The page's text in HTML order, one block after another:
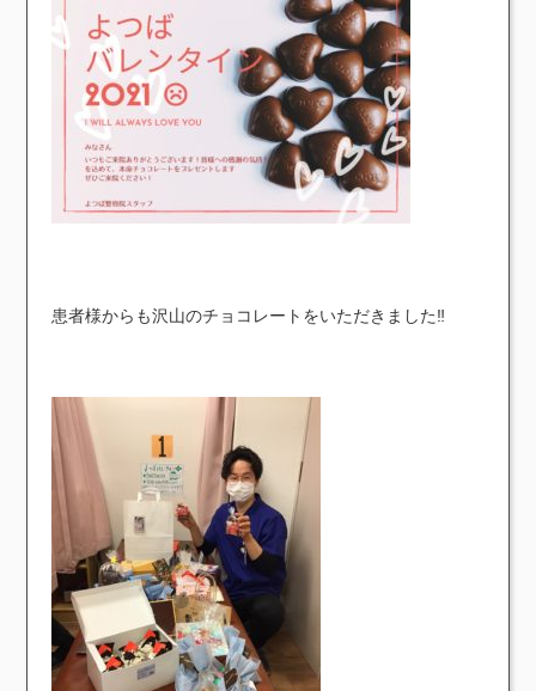
患者様からも沢山のチョコレートをいただきました‼︎